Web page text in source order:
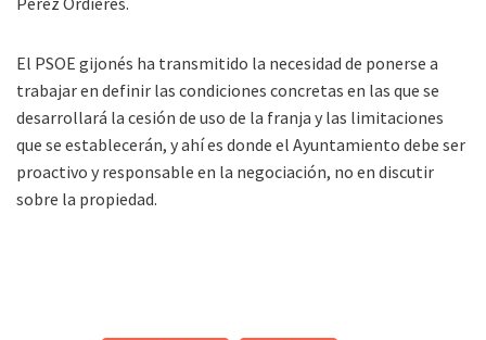
El PSOE gijonés ha transmitido la necesidad de ponerse a
trabajar en definir las condiciones concretas en las que se
desarrollará la cesión de uso de la franja y las limitaciones
que se establecerán, y ahí es donde el Ayuntamiento debe ser
proactivo y responsable en la negociación, no en discutir
sobre la propiedad.